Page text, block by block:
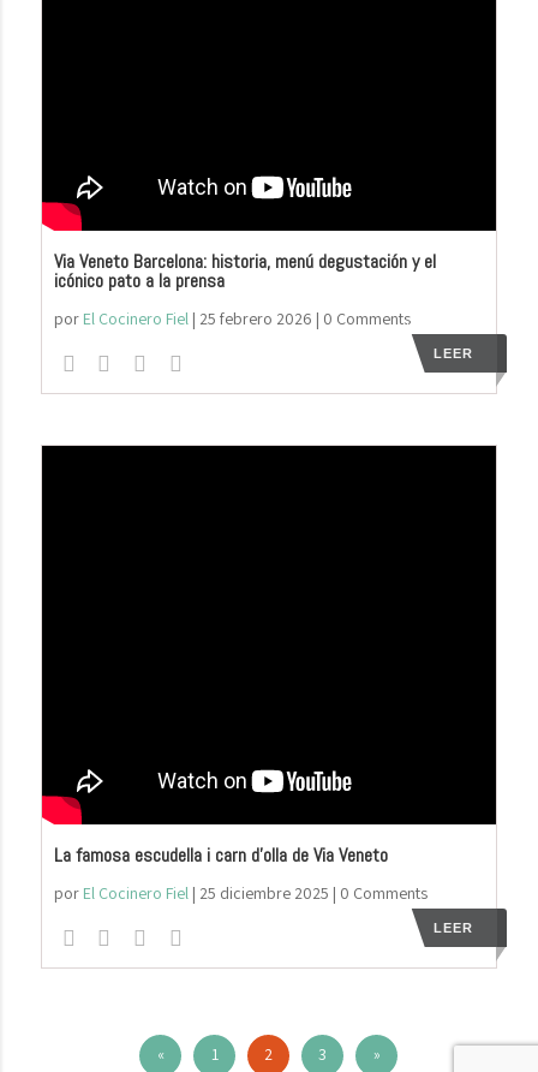
Via Veneto Barcelona: historia, menú degustación y el
icónico pato a la prensa
por El Cocinero Fiel| 25 febrero 2026 | 0 Comments
LEER
La famosa escudella i carn d’olla de Via Veneto
por El Cocinero Fiel| 25 diciembre 2025 | 0 Comments
LEER
« 1 2 3 »